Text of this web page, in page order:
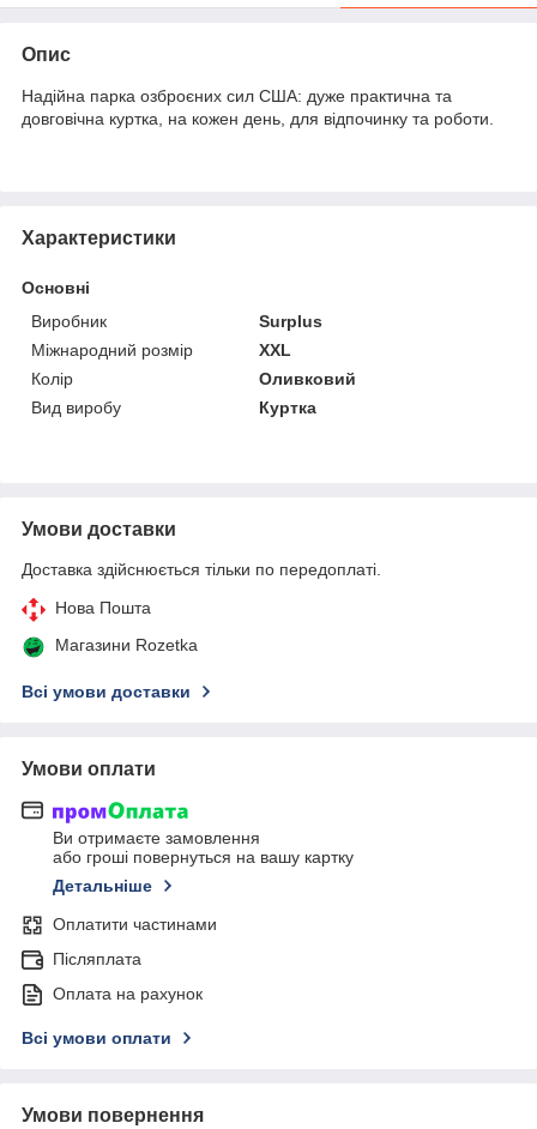
Опис
Надійна парка озброєних сил США: дуже практична та
довговічна куртка, на кожен день, для відпочинку та роботи.
Характеристики
Основні
Виробник
Surplus
Міжнародний розмір
XXL
Колір
Оливковий
Вид виробу
Куртка
Умови доставки
Доставка здійснюється тільки по передоплаті.
Нова Пошта
Магазини Rozetka
Всі умови доставки
Умови оплати
Ви отримаєте замовлення
або гроші повернуться на вашу картку
Детальніше
Оплатити частинами
Післяплата
Оплата на рахунок
Всі умови оплати
Умови повернення